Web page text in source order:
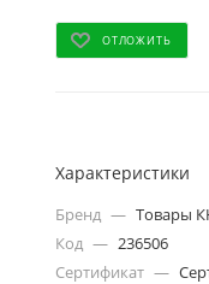
ОТЛОЖИТЬ
Характеристики
Бренд — Товары
Код — 236506
Сертификат —